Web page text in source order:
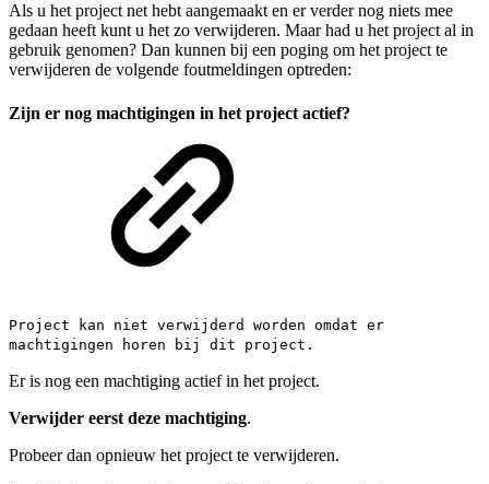
Als u het project net hebt aangemaakt en er verder nog niets mee
gedaan heeft kunt u het zo verwijderen. Maar had u het project al in
gebruik genomen? Dan kunnen bij een poging om het project te
verwijderen de volgende foutmeldingen optreden:
Zijn er nog machtigingen in het project actief?
Project kan niet verwijderd worden omdat er
machtigingen horen bij dit project.
Er is nog een machtiging actief in het project.
Verwijder eerst deze machtiging.
Probeer dan opnieuw het project te verwijderen.